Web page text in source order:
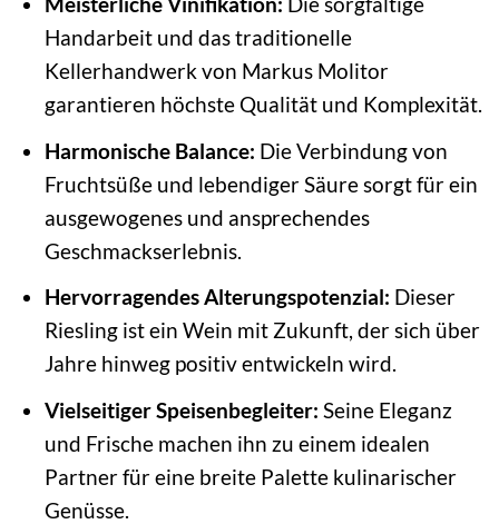
Handarbeit und das traditionelle
Kellerhandwerk von Markus Molitor
garantieren höchste Qualität und Komplexität.
Harmonische Balance: Die Verbindung von
Fruchtsüße und lebendiger Säure sorgt für ein
ausgewogenes und ansprechendes
Geschmackserlebnis.
Hervorragendes Alterungspotenzial: Dieser
Riesling ist ein Wein mit Zukunft, der sich über
Jahre hinweg positiv entwickeln wird.
Vielseitiger Speisenbegleiter: Seine Eleganz
und Frische machen ihn zu einem idealen
Partner für eine breite Palette kulinarischer
Genüsse.